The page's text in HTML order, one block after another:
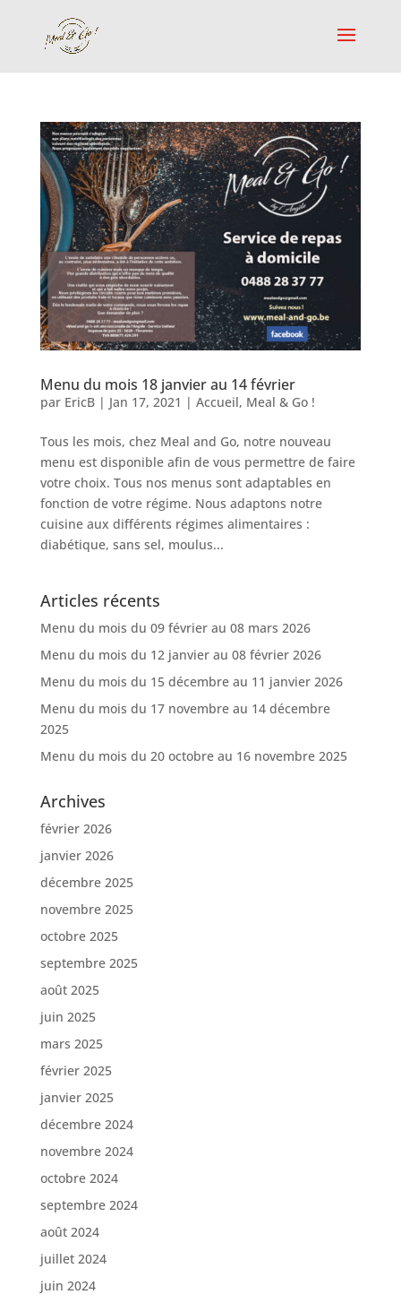
Menu du mois 18 janvier au 14 février
par EricB| Jan 17, 2021 | Accueil, Meal & Go !
Tous les mois, chez Meal and Go, notre nouveau
menu est disponible afin de vous permettre de faire
votre choix. Tous nos menus sont adaptables en
fonction de votre régime. Nous adaptons notre
cuisine aux différents régimes alimentaires :
diabétique, sans sel, moulus...
Articles récents
Menu du mois du 09 février au 08 mars 2026
Menu du mois du 12 janvier au 08 février 2026
Menu du mois du 15 décembre au 11 janvier 2026
Menu du mois du 17 novembre au 14 décembre
2025
Menu du mois du 20 octobre au 16 novembre 2025
Archives
février 2026
janvier 2026
décembre 2025
novembre 2025
octobre 2025
septembre 2025
août 2025
juin 2025
mars 2025
février 2025
janvier 2025
décembre 2024
novembre 2024
octobre 2024
septembre 2024
août 2024
juillet 2024
juin 2024